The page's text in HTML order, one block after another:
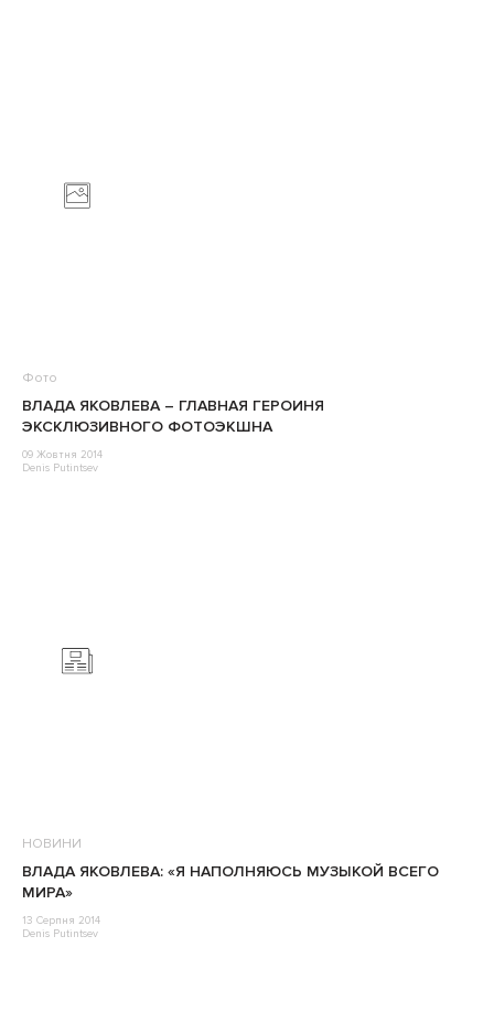
Фото
ВЛАДА ЯКОВЛЕВА – ГЛАВНАЯ ГЕРОИНЯ
ЭКСКЛЮЗИВНОГО ФОТОЭКШНА
09 Жовтня 2014
Denis Putintsev
НОВИНИ
ВЛАДА ЯКОВЛЕВА: «Я НАПОЛНЯЮСЬ МУЗЫКОЙ ВСЕГО
МИРА»
13 Серпня 2014
Denis Putintsev